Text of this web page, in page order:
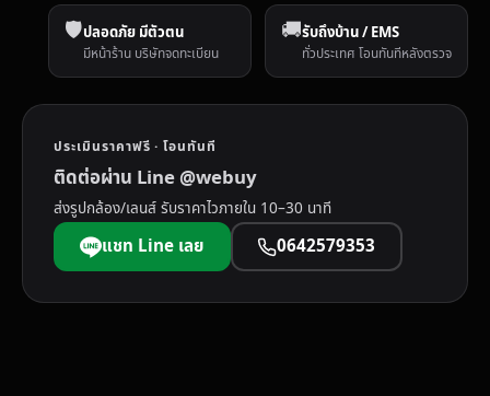
🛡️ปลอดภัย มีตัวตน
มีหน้าร้าน บริษัทจดทะเบียน
🚚รับถึงบ้าน / EMS
ทั่วประเทศ โอนทันทีหลังตรวจ
ประเมินราคาฟรี · โอนทันที
ติดต่อผ่าน Line @webuy
ส่งรูปกล้อง/เลนส์ รับราคาไวภายใน 10–30 นาที
แชท Line เลย 0642579353